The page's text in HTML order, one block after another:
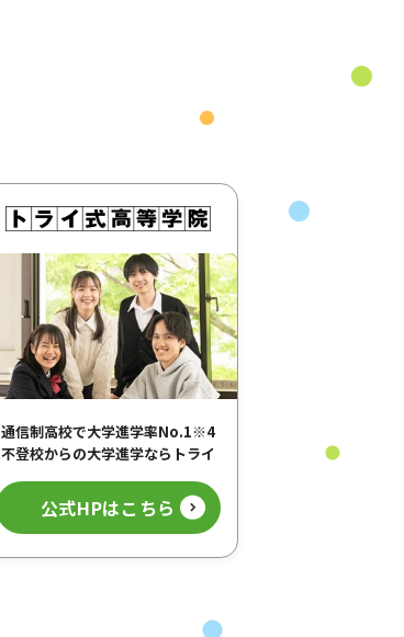
通信制高校で大学進学率No.1※4
不登校からの大学進学ならトライ
公式HPはこちら